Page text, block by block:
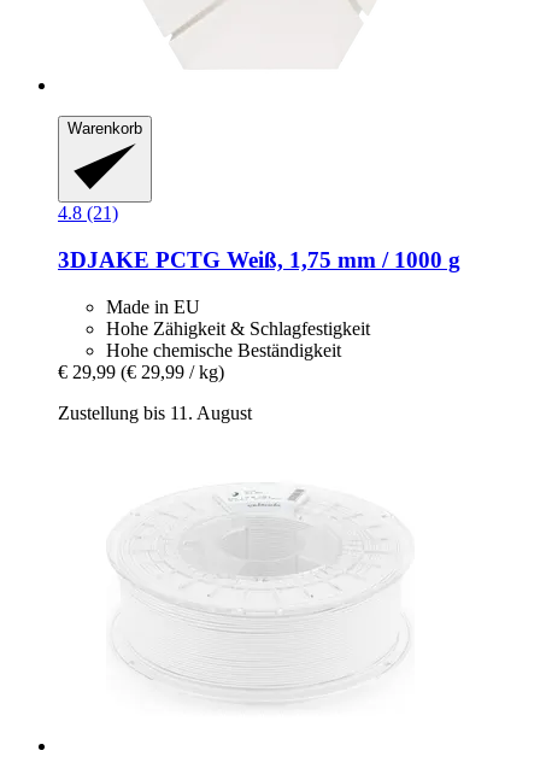
Warenkorb
4.8 (21)
3DJAKE PCTG Weiß, 1,75 mm / 1000 g
Made in EU
Hohe Zähigkeit & Schlagfestigkeit
Hohe chemische Beständigkeit
€ 29,99 (€ 29,99 / kg)
Zustellung bis 11. August